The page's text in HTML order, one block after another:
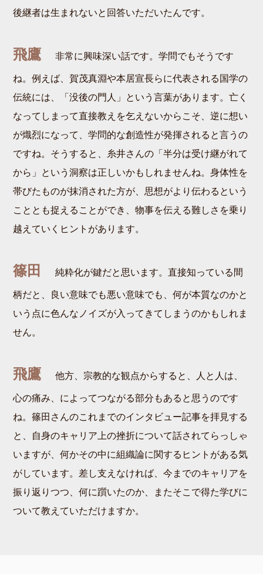
後継者は生まれないと回答いただいたんです。
飛鷹非常に興味深い話です。学問でもそうです
ね。例えば、賀茂真淵や本居宣長らに代表される国学の
伝統には、「没後の門人」という言葉があります。亡く
なってしまって直接教えを乞えないからこそ、逆に想い
が熾烈になって、学問的な創造性が発揮されると言うの
ですね。そうすると、糸井さんの「半分は受け継がれて
から」という洞察は正しいかもしれませんね。身体性を
帯びたものが抹消された方が、思想がより伝わるという
こととも捉えることができ、物事を伝える難しさを乗り
越えていくヒントがあります。
篠田純粋化が鍵だと思います。直接知っている間
柄だと、良い意味でも悪い意味でも、何が本質なのかと
いう点に色んなノイズが入ってきてしまうのかもしれま
せん。
飛鷹他方、宗教的な観点からすると、人と人は、
心の痛み、によってつながる部分もあると思うのです
ね。篠田さんのこれまでのインタビュー記事を拝見する
と、自身のキャリア上の挫折について話されてらっしゃ
いますが、何かその中に組織論に関するヒントがある気
がしています。差し支えなければ、今までのキャリアを
振り返りつつ、何に躓いたのか、またそこで得た学びに
ついて教えていただけますか。